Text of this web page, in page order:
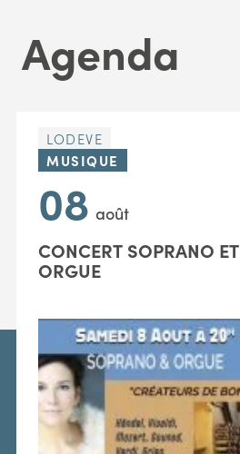
Agenda
LODEVE
MUSIQUE
08 août
CONCERT SOPRANO ET
ORGUE